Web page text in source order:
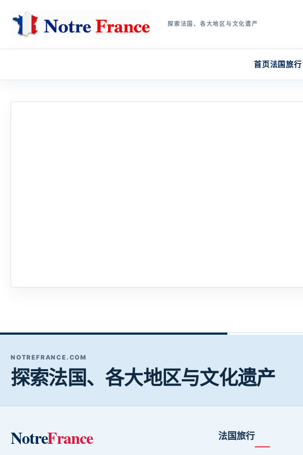
探索法国、各大地区与文化遗产
首页法国旅行
NOTREFRANCE.COM
探索法国、各大地区与文化遗产
NotreFrance 法国旅行